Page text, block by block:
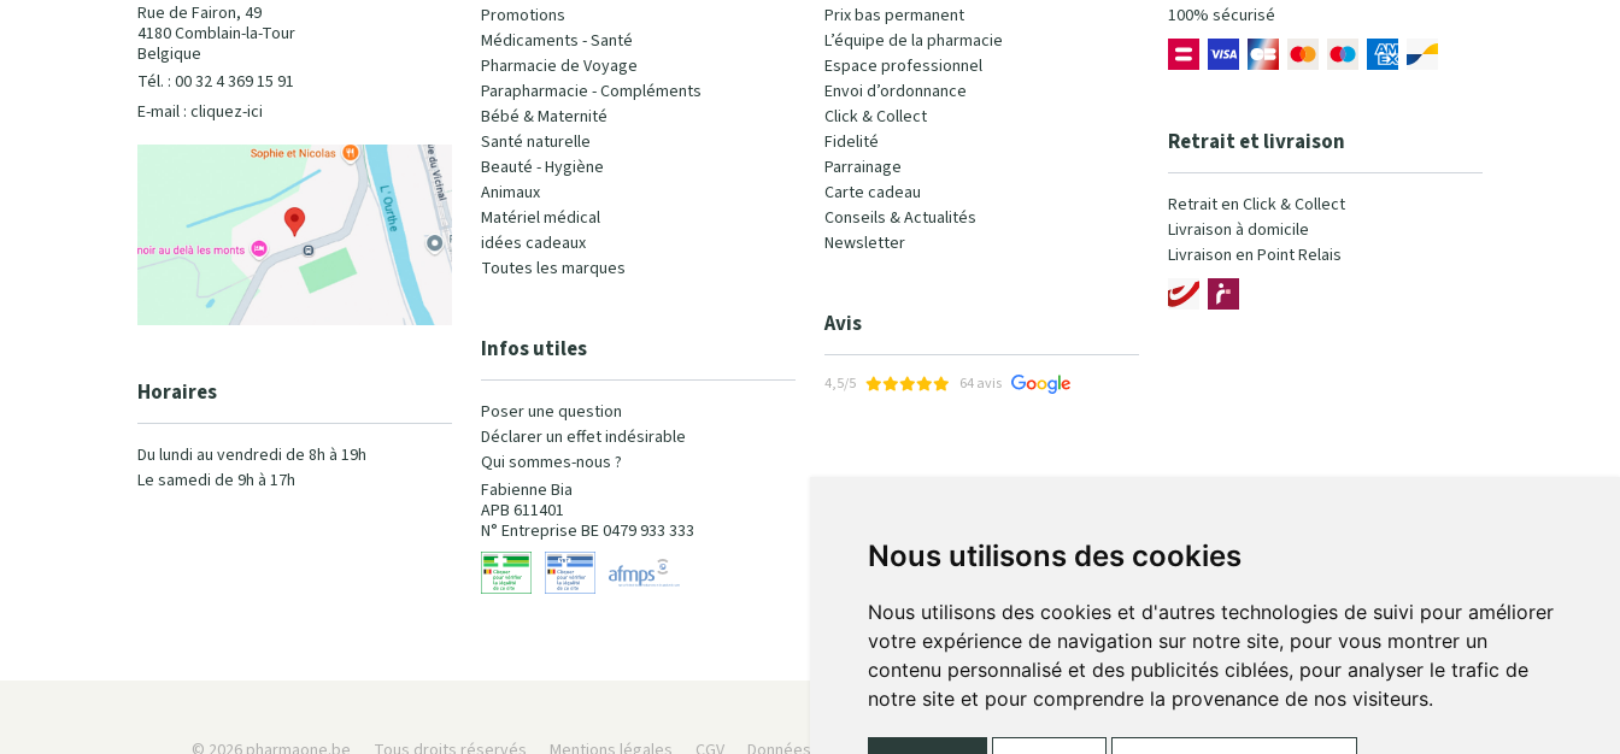
Nous utilisons des cookies
Nous utilisons des cookies et d'autres technologies de suivi pour améliorer
votre expérience de navigation sur notre site, pour vous montrer un
contenu personnalisé et des publicités ciblées, pour analyser le trafic de
notre site et pour comprendre la provenance de nos visiteurs.
Rue de Fairon, 49
4180 Comblain-la-Tour
Belgique
Tél. : 00 32 4 369 15 91
E-mail : cliquez-ici
Horaires
Du lundi au vendredi de 8h à 19h
Le samedi de 9h à 17h
Promotions
Médicaments - Santé
Pharmacie de Voyage
Parapharmacie - Compléments
Bébé & Maternité
Santé naturelle
Beauté - Hygiène
Animaux
Matériel médical
idées cadeaux
Toutes les marques
Infos utiles
Poser une question
Déclarer un effet indésirable
Qui sommes-nous ?
Fabienne Bia
APB 611401
N° Entreprise BE 0479 933 333
Prix bas permanent
L’équipe de la pharmacie
Espace professionnel
Envoi d’ordonnance
Click & Collect
Fidelité
Parrainage
Carte cadeau
Conseils & Actualités
Newsletter
Avis
4,5/5 64 avis
100% sécurisé
Retrait et livraison
Retrait en Click & Collect
Livraison à domicile
Livraison en Point Relais